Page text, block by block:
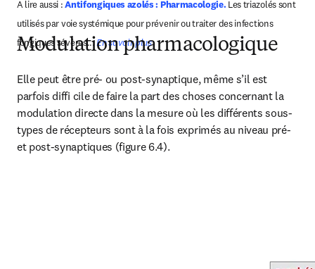
A lire aussi : Antifongiques azolés : Pharmacologie. Les triazolés sont
utilisés par voie systémique pour prévenir ou traiter des infections
fongiques sévères... En savoir plus
Modulation pharmacologique
Elle peut être pré- ou post-synaptique, même s’il est
parfois diffi cile de faire la part des choses concernant la
modulation directe dans la mesure où les différents sous-
types de récepteurs sont à la fois exprimés au niveau pré-
et post-synaptiques (figure 6.4).